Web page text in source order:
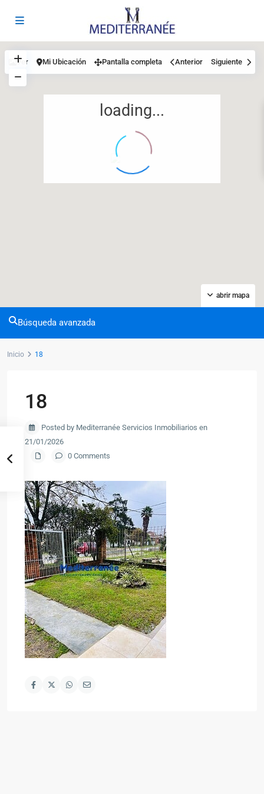
12
loading...
abrir mapa
Ver Mi Ubicación Pantalla completa Anterior Siguiente
Búsqueda avanzada
Inicio 18
18
Posted by Mediterranée Servicios Inmobiliarios en
21/01/2026
0 Comments